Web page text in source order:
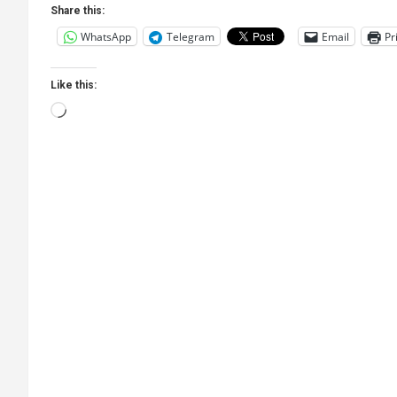
Share this:
WhatsApp Telegram Email
Like this:
Loading…